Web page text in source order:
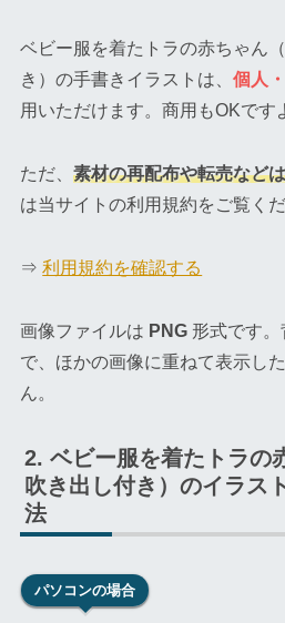
ベビー服を着たトラの赤ちゃん
き）の手書きイラストは、個人
用いただけます。商用もOKです
ただ、素材の再配布や転売など
は当サイトの利用規約をご覧くだ
⇒利用規約を確認する
画像ファイルは PNG 形式です
で、ほかの画像に重ねて表示し
ん。
ベビー服を着たトラの
吹き出し付き）のイラス
法
パソコンの場合